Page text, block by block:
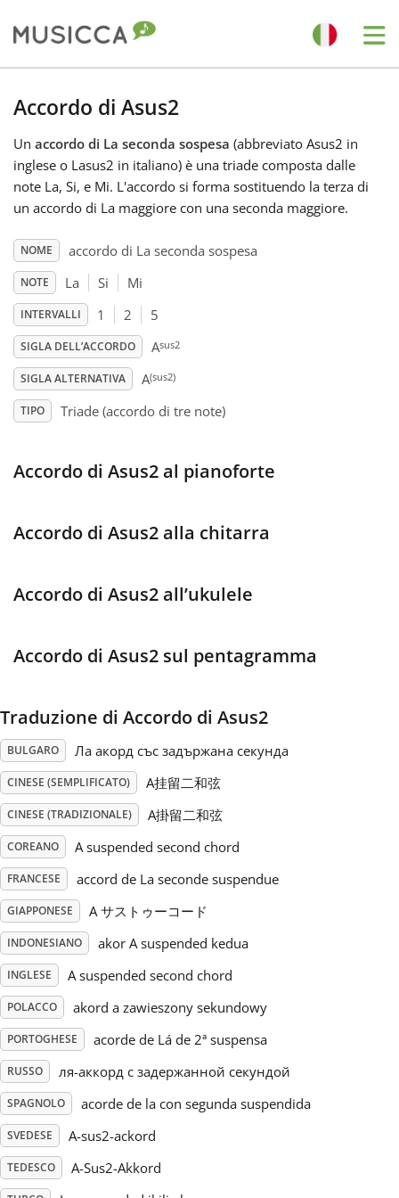
Български
Dansk
English
Español
Italiano
日本語
Polski
Português
Svenska
Tiếng Việt
Türkçe
简体中文
繁體中文
Accordo di Asus2
Un accordo di La seconda sospesa (abbreviato Asus2 in
inglese o Lasus2 in italiano) è una triade composta dalle
note La, Si, e Mi. L'accordo si forma sostituendo la terza di
un accordo di La maggiore con una seconda maggiore.
NOME accordo di La seconda sospesa
NOTE La Si Mi
INTERVALLI 1 2 5
SIGLA DELL’ACCORDO Asus2
SIGLA ALTERNATIVA A(sus2)
TIPO Triade (accordo di tre note)
Accordo di Asus2 al pianoforte
Accordo di Asus2 alla chitarra
Accordo di Asus2 all’ukulele
Accordo di Asus2 sul pentagramma
Traduzione di Accordo di Asus2
BULGARO Ла акорд със задържана секунда
CINESE (SEMPLIFICATO) A挂留二和弦
CINESE (TRADIZIONALE) A掛留二和弦
COREANO A suspended second chord
FRANCESE accord de La seconde suspendue
GIAPPONESE A サストゥーコード
INDONESIANO akor A suspended kedua
INGLESE A suspended second chord
POLACCO akord a zawieszony sekundowy
PORTOGHESE acorde de Lá de 2ª suspensa
RUSSO ля-аккорд с задержанной секундой
SPAGNOLO acorde de la con segunda suspendida
SVEDESE A-sus2-ackord
TEDESCO A-Sus2-Akkord